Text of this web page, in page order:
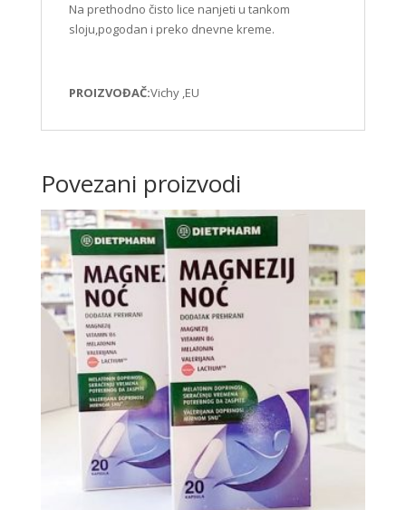
Na prethodno čisto lice nanjeti u tankom
sloju,pogodan i preko dnevne kreme.
PROIZVOĐAČ:Vichy ,EU
Povezani proizvodi